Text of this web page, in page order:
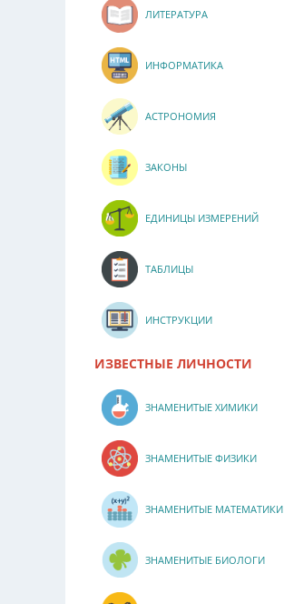
ЛИТЕРАТУРА
ИНФОРМАТИКА
АСТРОНОМИЯ
ЗАКОНЫ
ЕДИНИЦЫ ИЗМЕРЕНИЙ
ТАБЛИЦЫ
ИНСТРУКЦИИ
ИЗВЕСТНЫЕ ЛИЧНОСТИ
ЗНАМЕНИТЫЕ ХИМИКИ
ЗНАМЕНИТЫЕ ФИЗИКИ
ЗНАМЕНИТЫЕ МАТЕМАТИКИ
ЗНАМЕНИТЫЕ БИОЛОГИ